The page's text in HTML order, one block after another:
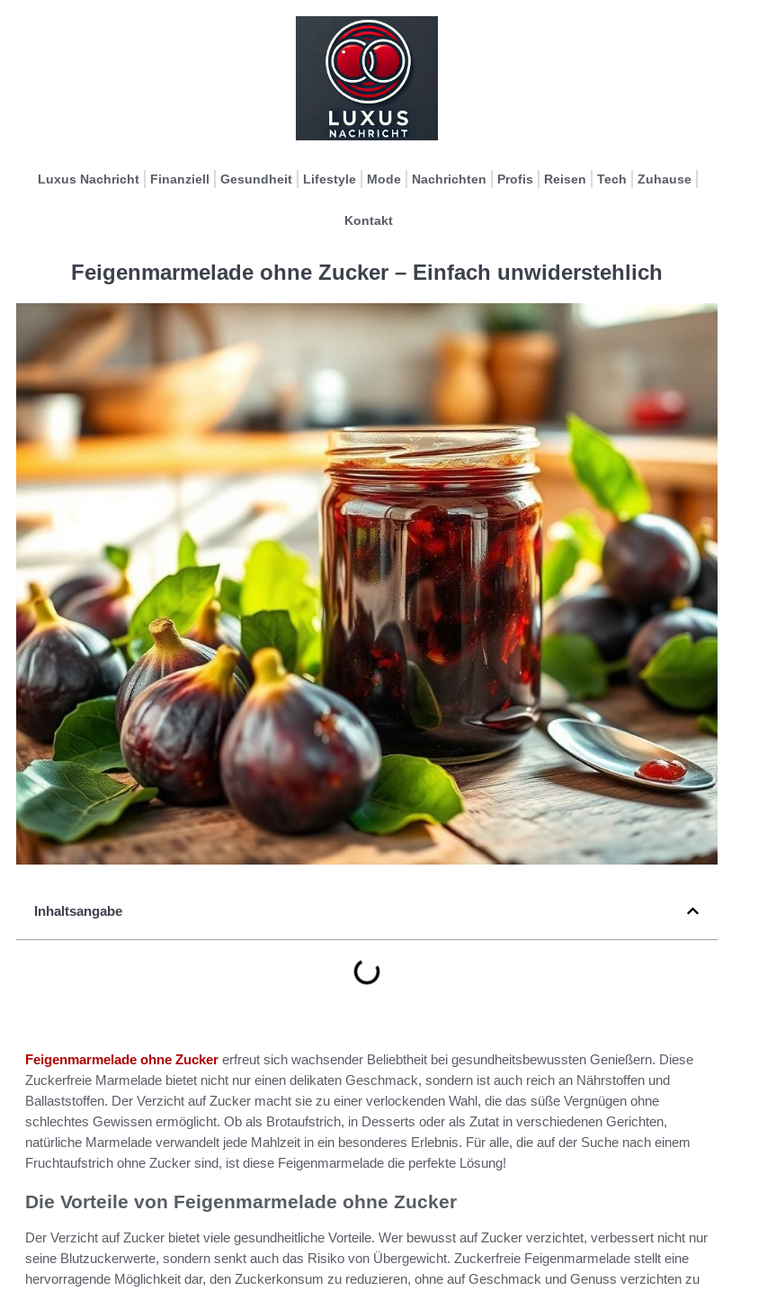
Luxus Nachricht Finanziell Gesundheit Lifestyle Mode Nachrichten Profis Reisen Tech Zuhause
Kontakt
Feigenmarmelade ohne Zucker – Einfach unwiderstehlich
Inhaltsangabe
Feigenmarmelade ohne Zucker erfreut sich wachsender Beliebtheit bei gesundheitsbewussten Genießern. Diese
Zuckerfreie Marmelade bietet nicht nur einen delikaten Geschmack, sondern ist auch reich an Nährstoffen und
Ballaststoffen. Der Verzicht auf Zucker macht sie zu einer verlockenden Wahl, die das süße Vergnügen ohne
schlechtes Gewissen ermöglicht. Ob als Brotaufstrich, in Desserts oder als Zutat in verschiedenen Gerichten,
natürliche Marmelade verwandelt jede Mahlzeit in ein besonderes Erlebnis. Für alle, die auf der Suche nach einem
Fruchtaufstrich ohne Zucker sind, ist diese Feigenmarmelade die perfekte Lösung!
Die Vorteile von Feigenmarmelade ohne Zucker
Der Verzicht auf Zucker bietet viele gesundheitliche Vorteile. Wer bewusst auf Zucker verzichtet, verbessert nicht nur
seine Blutzuckerwerte, sondern senkt auch das Risiko von Übergewicht. Zuckerfreie Feigenmarmelade stellt eine
hervorragende Möglichkeit dar, den Zuckerkonsum zu reduzieren, ohne auf Geschmack und Genuss verzichten zu